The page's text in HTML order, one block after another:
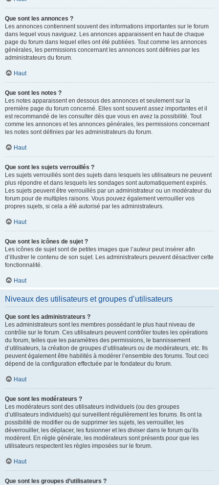
Que sont les annonces ?
Les annonces contiennent souvent des informations importantes sur le forum
dans lequel vous naviguez. Les annonces apparaissent en haut de chaque
page du forum dans lequel elles ont été publiées. Tout comme les annonces
générales, les permissions concernant les annonces sont définies par les
administrateurs du forum.
Haut
Que sont les notes ?
Les notes apparaissent en dessous des annonces et seulement sur la
première page du forum concerné. Elles sont souvent assez importantes et il
est recommandé de les consulter dès que vous en avez la possibilité. Tout
comme les annonces et les annonces générales, les permissions concernant
les notes sont définies par les administrateurs du forum.
Haut
Que sont les sujets verrouillés ?
Les sujets verrouillés sont des sujets dans lesquels les utilisateurs ne peuvent
plus répondre et dans lesquels les sondages sont automatiquement expirés.
Les sujets peuvent être verrouillés par un administrateur ou un modérateur du
forum pour de multiples raisons. Vous pouvez également verrouiller vos
propres sujets, si cela a été autorisé par les administrateurs.
Haut
Que sont les icônes de sujet ?
Les icônes de sujet sont de petites images que l’auteur peut insérer afin
d’illustrer le contenu de son sujet. Les administrateurs peuvent désactiver cette
fonctionnalité.
Haut
Niveaux des utilisateurs et groupes d’utilisateurs
Que sont les administrateurs ?
Les administrateurs sont les membres possédant le plus haut niveau de
contrôle sur le forum. Ces utilisateurs peuvent contrôler toutes les opérations
du forum, telles que les paramètres des permissions, le bannissement
d’utilisateurs, la création de groupes d’utilisateurs ou de modérateurs, etc. Ils
peuvent également être habilités à modérer l’ensemble des forums. Tout ceci
dépend de la configuration effectuée par le fondateur du forum.
Haut
Que sont les modérateurs ?
Les modérateurs sont des utilisateurs individuels (ou des groupes
d’utilisateurs individuels) qui surveillent régulièrement les forums. Ils ont la
possibilité de modifier ou de supprimer les sujets, les verrouiller, les
déverrouiller, les déplacer, les fusionner et les diviser dans le forum qu’ils
modèrent. En règle générale, les modérateurs sont présents pour que les
utilisateurs respectent les règles imposées sur le forum.
Haut
Que sont les groupes d’utilisateurs ?